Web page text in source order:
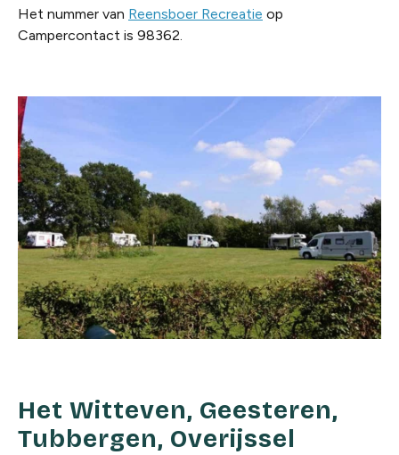
Het nummer van Reensboer Recreatie op
Campercontact is 98362.
Het Witteven, Geesteren,
Tubbergen, Overijssel